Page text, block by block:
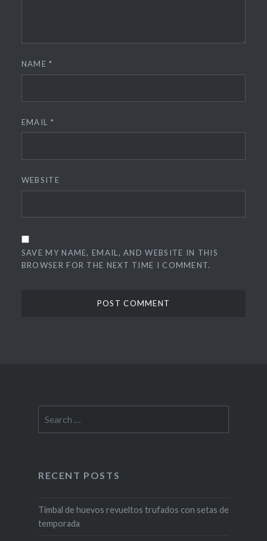
NAME*
EMAIL *
WEBSITE
SAVE MY NAME, EMAIL, AND WEBSITE IN THIS
BROWSER FOR THE NEXT TIME I COMMENT.
for:
RECENT POSTS
Timbal de huevos revueltos trufados con setas de
temporada